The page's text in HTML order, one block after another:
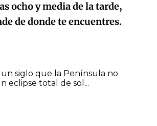
ocho y media de la tarde,
de donde te encuentres.
un siglo que la Península no
eclipse total de sol...